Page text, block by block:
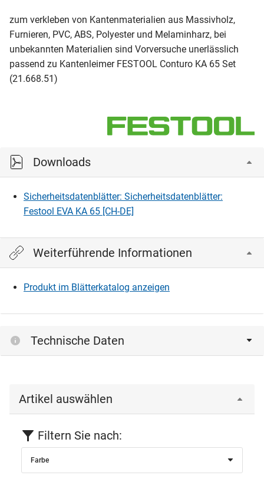
zum verkleben von Kantenmaterialien aus Massivholz,
Furnieren, PVC, ABS, Polyester und Melaminharz, bei
unbekannten Materialien sind Vorversuche unerlässlich
passend zu Kantenleimer FESTOOL Conturo KA 65 Set
(21.668.51)
Downloads
Sicherheitsdatenblätter: Sicherheitsdatenblätter:
Festool EVA KA 65 [CH-DE]
Weiterführende Informationen
Produkt im Blätterkatalog anzeigen
Technische Daten
Artikel auswählen
Filtern Sie nach:
Farbe